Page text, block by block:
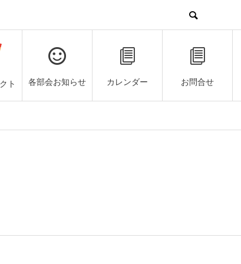
ト 各部会お知らせ カレンダー お問合せ